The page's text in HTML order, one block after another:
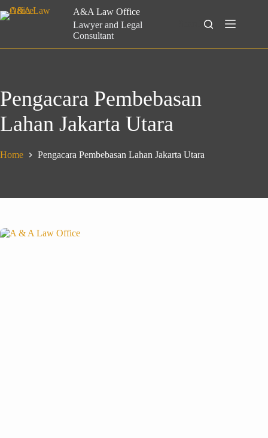
to
A&A Law Office
Lawyer and Legal
Consultant
Search
Pengacara Pembebasan
Lahan Jakarta Utara
Home Pengacara Pembebasan Lahan Jakarta Utara